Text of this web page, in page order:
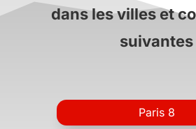
dans les villes et
suivantes
Paris 8